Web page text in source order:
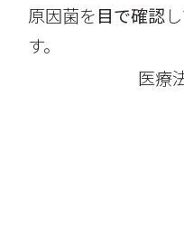
原因菌を目で確認
す。
医療